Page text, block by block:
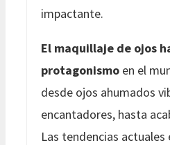
impactante.
El maquillaje de ojos
protagonismo en el
desde ojos ahumados
encantadores, hasta
Las tendencias